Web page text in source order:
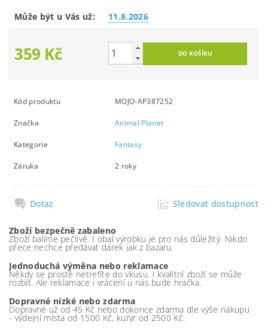
Může být u Vás už: 11.8.2026
359 Kč
Kód produktu MOJO-AP387252
Značka Animal Planet
Kategorie Fantasy
Záruka 2 roky
Dotaz Sledovat dostupnost
Zboží bezpečně zabaleno
Zboží balíme pečlivě. I obal výrobku je pro nás důležitý. Nikdo
přece nechce předávat dárek jak z bazaru.
Jednoduchá výměna nebo reklamace
Někdy se prostě netrefíte do vkusu. I kvalitní zboží se může
rozbít. Ale reklamace i vrácení u nás bude hračka.
Dopravné nízké nebo zdarma
Dopravné už od 45 Kč nebo dokonce zdarma dle výše nákupu
- výdejní místa od 1500 Kč, kurýr od 2500 Kč.